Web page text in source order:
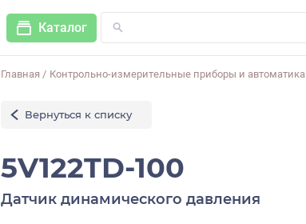
Каталог
Главная / Контрольно-измерительные приборы и автоматика
Вернуться к списку
5V122TD-100
Датчик динамического давления